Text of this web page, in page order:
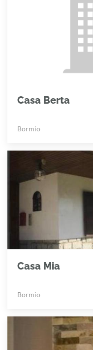
Casa Berta
Bormio
Casa Mia
Bormio